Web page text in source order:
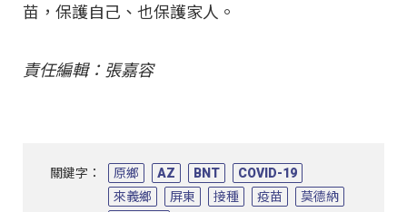
苗，保護自己、也保護家人。
責任編輯：張嘉容
關鍵字： 原鄉 AZ BNT
COVID-19
來義鄉
屏東 接種 疫苗
莫德納